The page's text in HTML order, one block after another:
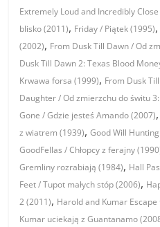
Extremely Loud and Incredibly
blisko (2011), Friday / Piątek (1995),
(2002), From Dusk Till Dawn / Od
Dusk Till Dawn 2: Texas Blood
Krwawa forsa (1999), From Dusk
Daughter / Od zmierzchu do świtu
Gone / Gdzie jesteś Amando (2007)
z wiatrem (1939),Good Will
GoodFellas / Chłopcy z ferajny
Gremliny rozrabiają (1984), Hall
Feet / Tupot małych stóp (2006),
2 (2011), Harold and Kumar
Kumar uciekają z Guantanamo